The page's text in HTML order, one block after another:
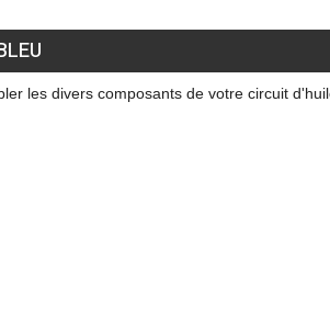
les divers composants de votre circuit